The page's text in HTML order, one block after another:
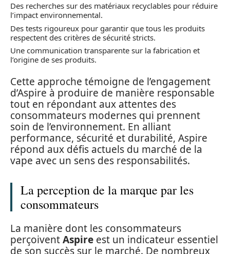
Des recherches sur des matériaux recyclables pour réduire
l’impact environnemental.
Des tests rigoureux pour garantir que tous les produits
respectent des critères de sécurité stricts.
Une communication transparente sur la fabrication et
l’origine de ses produits.
Cette approche témoigne de l’engagement
d’Aspire à produire de manière responsable
tout en répondant aux attentes des
consommateurs modernes qui prennent
soin de l’environnement. En alliant
performance, sécurité et durabilité, Aspire
répond aux défis actuels du marché de la
vape avec un sens des responsabilités.
La perception de la marque par les
consommateurs
La manière dont les consommateurs
perçoiventAspire est un indicateur essentiel
de son succès sur le marché. De nombreux